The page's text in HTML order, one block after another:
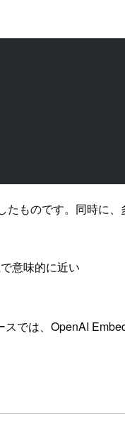
ものです。同時に
意味的に近い
は、OpenAI